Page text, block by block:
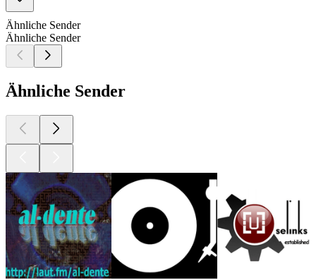
Ähnliche Sender
Ähnliche Sender
Ähnliche Sender